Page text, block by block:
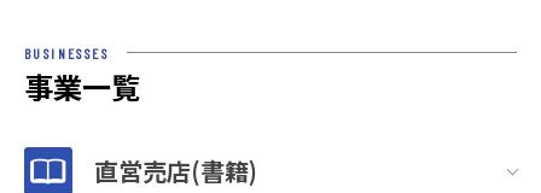
BUSINESSES
事業一覧
直営売店(書籍)